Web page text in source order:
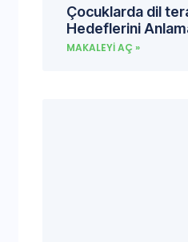
Çocuklarda dil
Hedeflerini
MAKALEYI AÇ »